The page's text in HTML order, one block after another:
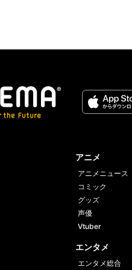
アニメ
アニメニュース
コミック
グッズ
声優
Vtuber
エンタメ
エンタメ総合